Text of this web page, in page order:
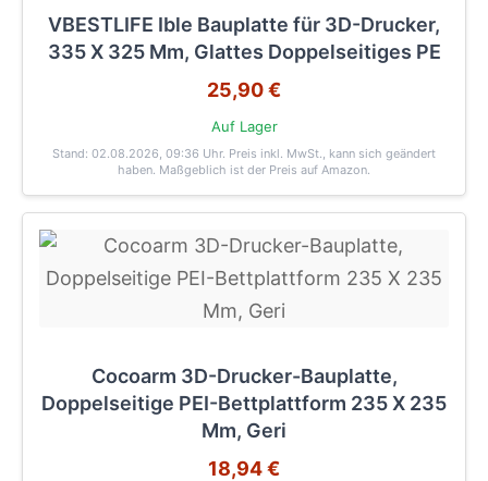
VBESTLIFE Ible Bauplatte für 3D-Drucker,
335 X 325 Mm, Glattes Doppelseitiges PE
25,90 €
Auf Lager
Stand: 02.08.2026, 09:36 Uhr. Preis inkl. MwSt., kann sich geändert
haben. Maßgeblich ist der Preis auf Amazon.
Cocoarm 3D-Drucker-Bauplatte,
Doppelseitige PEI-Bettplattform 235 X 235
Mm, Geri
18,94 €